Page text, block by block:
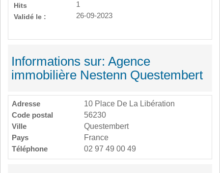
Hits
1
Validé le :
26-09-2023
Informations sur: Agence
immobilière Nestenn Questembert
Adresse
10 Place De La Libération
Code postal
56230
Ville
Questembert
Pays
France
Téléphone
02 97 49 00 49